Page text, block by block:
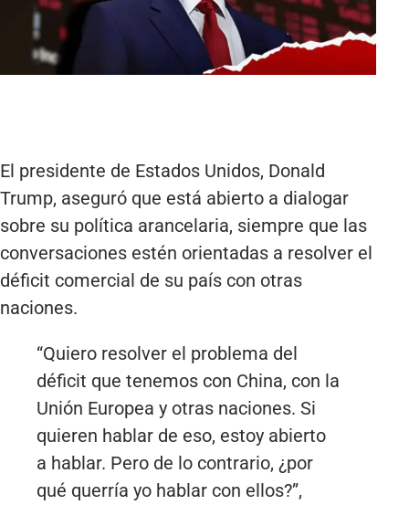
El presidente de Estados Unidos, Donald
Trump, aseguró que está abierto a dialogar
sobre su política arancelaria, siempre que las
conversaciones estén orientadas a resolver el
déficit comercial de su país con otras
naciones.
“Quiero resolver el problema del
déficit que tenemos con China, con la
Unión Europea y otras naciones. Si
quieren hablar de eso, estoy abierto
a hablar. Pero de lo contrario, ¿por
qué querría yo hablar con ellos?”,